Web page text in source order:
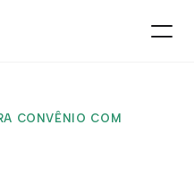
CONVÊNIO COM